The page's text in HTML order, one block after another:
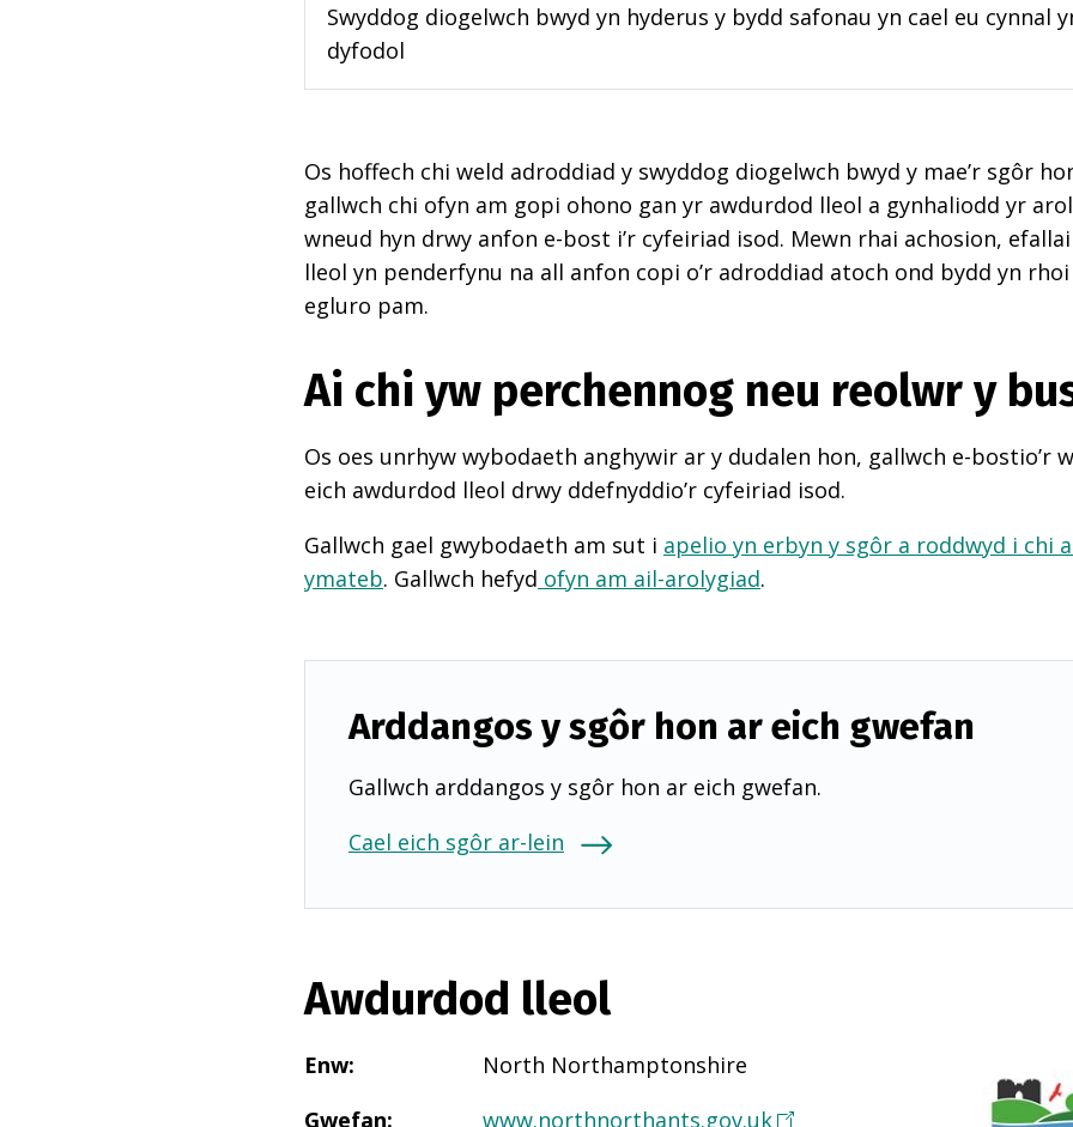
Swyddog diogelwch bwyd yn hyderus y bydd safonau yn cael eu cynnal
dyfodol
Os hoffech chi weld adroddiad y swyddog diogelwch bwyd y mae’r sgôr
gallwch chi ofyn am gopi ohono gan yr awdurdod lleol a gynhaliodd yr
wneud hyn drwy anfon e-bost i’r cyfeiriad isod. Mewn rhai achosion,
lleol yn penderfynu na all anfon copi o’r adroddiad atoch ond bydd yn
egluro pam.
Ai chi yw perchennog neu reolwr y
Os oes unrhyw wybodaeth anghywir ar y dudalen hon, gallwch e-bostio’r
eich awdurdod lleol drwy ddefnyddio’r cyfeiriad isod.
Gallwch gael gwybodaeth am sut i apelio yn erbyn y sgôr a roddwyd i chi
ymateb. Gallwch hefyd ofyn am ail-arolygiad.
Arddangos y sgôr hon ar eich gwefan
Gallwch arddangos y sgôr hon ar eich gwefan.
Cael eich sgôr ar-lein
Awdurdod lleol
Enw:
North Northamptonshire
Gwefan: www.northnorthants.gov.uk(